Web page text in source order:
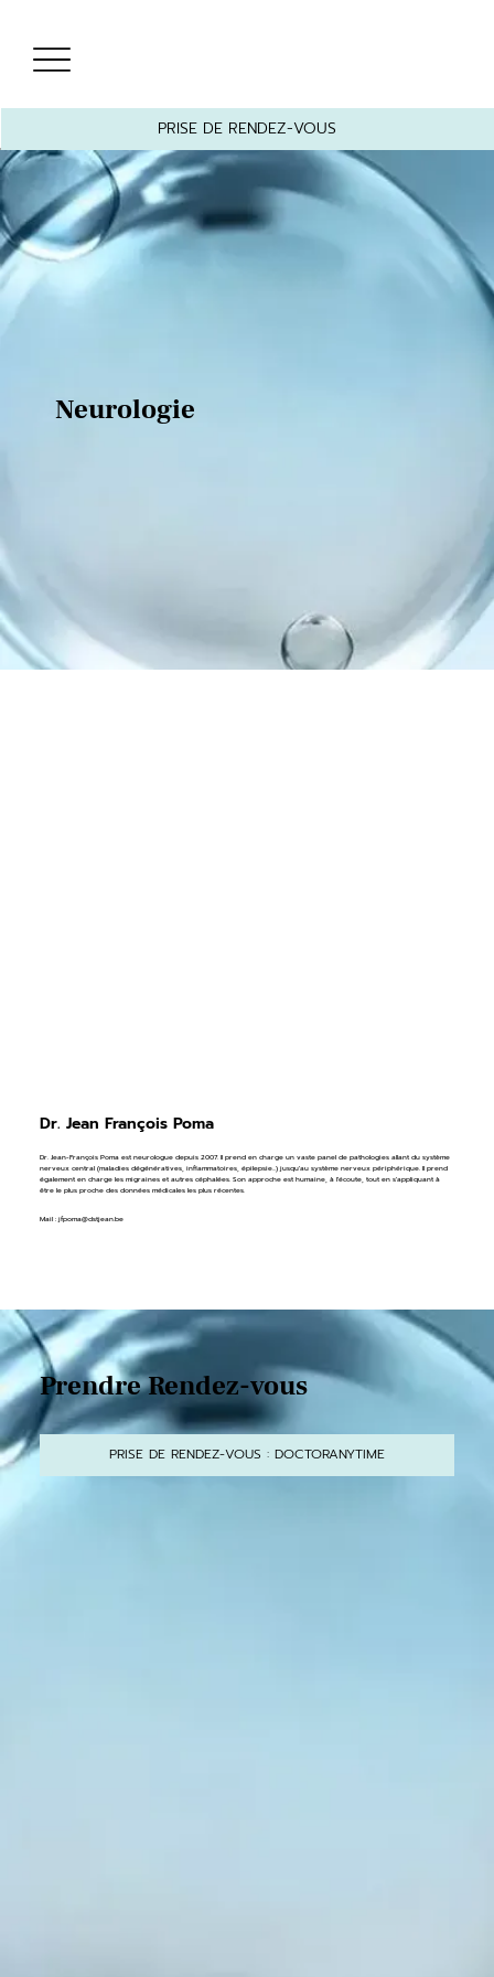
PRISE DE RENDEZ-VOUS
Neurologie
Dr. Jean François Poma
Dr. Jean-François Poma est neurologue depuis 2007. Il prend en charge un vaste panel de pathologies allant du système
nerveux central (maladies dégénératives, inflammatoires, épilepsie...) jusqu'au système nerveux périphérique. Il prend
également en charge les migraines et autres céphalées. Son approche est humaine, à l'écoute, tout en s'appliquant à
être le plus proche des données médicales les plus récentes.
Mail :jfpoma@clstjean.be
Prendre Rendez-vous
PRISE DE RENDEZ-VOUS : DOCTORANYTIME